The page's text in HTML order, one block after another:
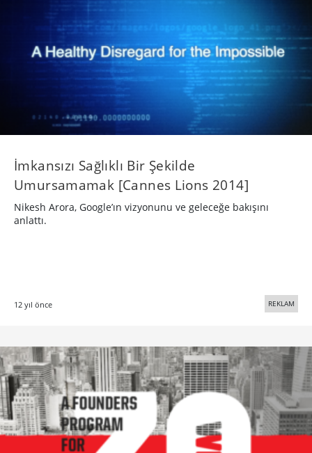
İmkansızı Sağlıklı Bir Şekilde
Umursamamak [Cannes Lions 2014]
Nikesh Arora, Google’ın vizyonunu ve geleceğe bakışını
anlattı.
12 yıl önce REKLAM